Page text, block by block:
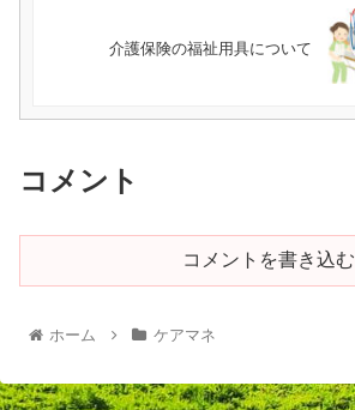
介護保険の福祉用具について
コメント
コメントを書き込む
ホーム ケアマネ